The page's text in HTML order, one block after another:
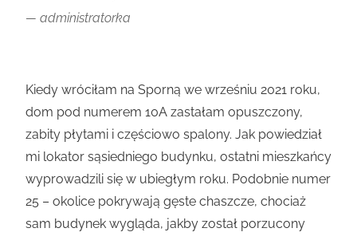
administratorka
Kiedy wróciłam na Sporną we wrześniu 2021 roku,
dom pod numerem 10A zastałam opuszczony,
zabity płytami i częściowo spalony. Jak powiedział
mi lokator sąsiedniego budynku, ostatni mieszkańcy
wyprowadzili się w ubiegłym roku. Podobnie numer
25 – okolice pokrywają gęste chaszcze, chociaż
sam budynek wygląda, jakby został porzucony